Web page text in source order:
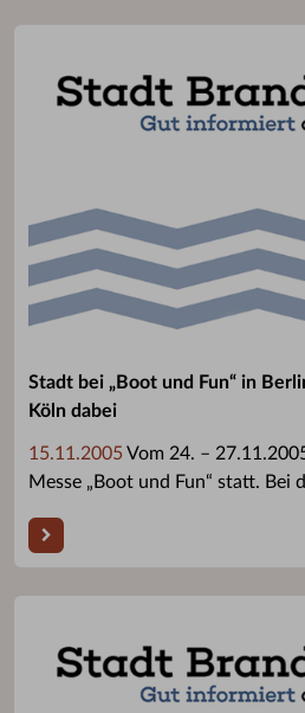
Stadt bei „Boot und Fun“ in
Köln dabei
15.11.2005Vom 24. –
Messe „Boot und Fun“ statt. Bei